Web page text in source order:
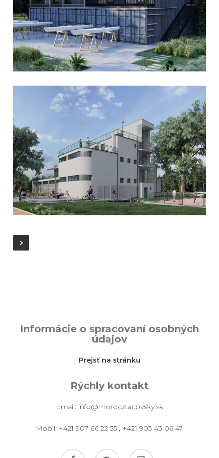
Informácie o spracovaní osobných
údajov
Prejsť na stránku
Rýchly kontakt
Email: info@morocztacovsky.sk
Mobil: +421 907 66 22 55 , +421 903 43 06 47
facebook pinterest instagram